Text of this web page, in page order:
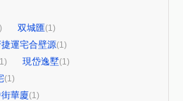
双城匯(1)
運宅合壁源(1)
現岱逸墅(1)
(1)
華廈(1)